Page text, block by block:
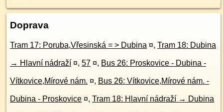
Doprava
Tram 17: Poruba,Vřesinská = > Dubina ¤, Tram 18: Dubina
→ Hlavní nádraží ¤, 57 ¤, Bus 26: Proskovice - Dubina -
Vítkovice,Mírové nám. ¤, Bus 26: Vítkovice,Mírové nám. -
Dubina - Proskovice ¤, Tram 18: Hlavní nádraží → Dubina